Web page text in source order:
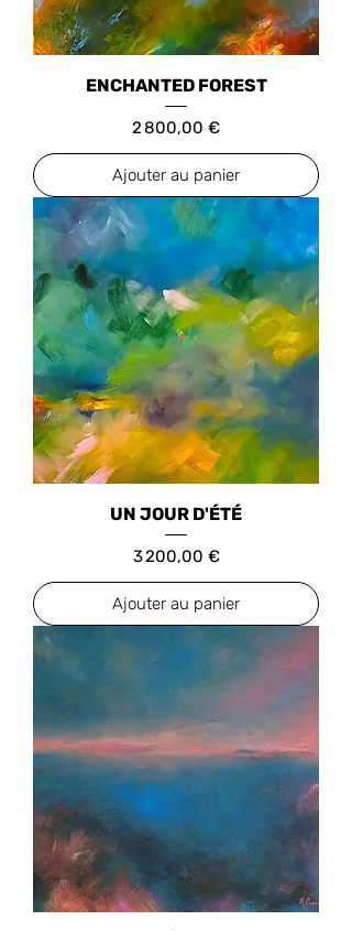
ENCHANTED FOREST
Prix
2 800,00 €
Ajouter au panier
UN JOUR D'ÉTÉ
Prix
3 200,00 €
Ajouter au panier